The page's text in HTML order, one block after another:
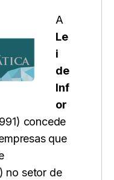
A
Le
i
de
Inf
or
concede
que
no setor de